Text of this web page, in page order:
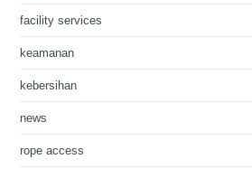
facility services
keamanan
kebersihan
news
rope access